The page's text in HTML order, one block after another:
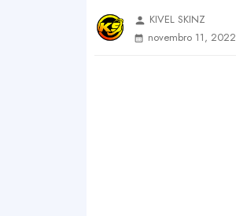
person KIVEL SKINZ
novembro 11, 2022